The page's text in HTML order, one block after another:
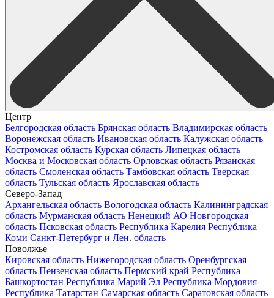
Центр
Белгородская область Брянская область Владимирская область
Воронежская область Ивановская область Калужская область
Костромская область Курская область Липецкая область
Москва и Московская область Орловская область Рязанская
область Смоленская область Тамбовская область Тверская
область Тульская область Ярославская область
Северо-Запад
Архангельская область Вологодская область Калининградская
область Мурманская область Ненецкий АО Новгородская
область Псковская область Республика Карелия Республика
Коми Санкт-Петербург и Лен. область
Поволжье
Кировская область Нижегородская область Оренбургская
область Пензенская область Пермский край Республика
Башкортостан Республика Марий Эл Республика Мордовия
Республика Татарстан Самарская область Саратовская область